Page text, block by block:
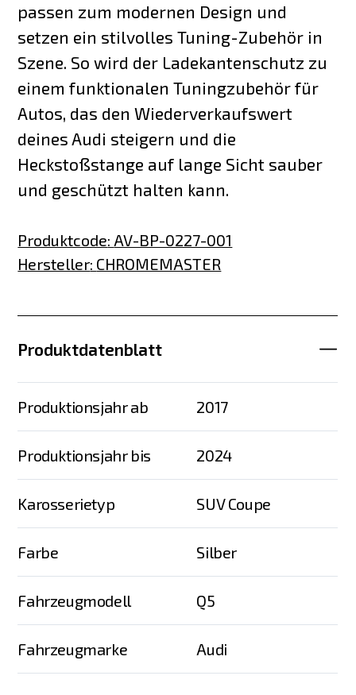
passen zum modernen Design und
setzen ein stilvolles Tuning-Zubehör in
Szene. So wird der Ladekantenschutz zu
einem funktionalen Tuningzubehör für
Autos, das den Wiederverkaufswert
deines Audi steigern und die
Heckstoßstange auf lange Sicht sauber
und geschützt halten kann.
Produktcode: AV-BP-0227-001
Hersteller: CHROMEMASTER
Produktdatenblatt
Produktionsjahr ab 2017
Produktionsjahr bis 2024
Karosserietyp SUV Coupe
Farbe Silber
Fahrzeugmodell Q5
Fahrzeugmarke Audi